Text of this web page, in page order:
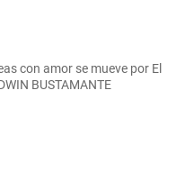
con amor se mueve por El
BUSTAMANTE